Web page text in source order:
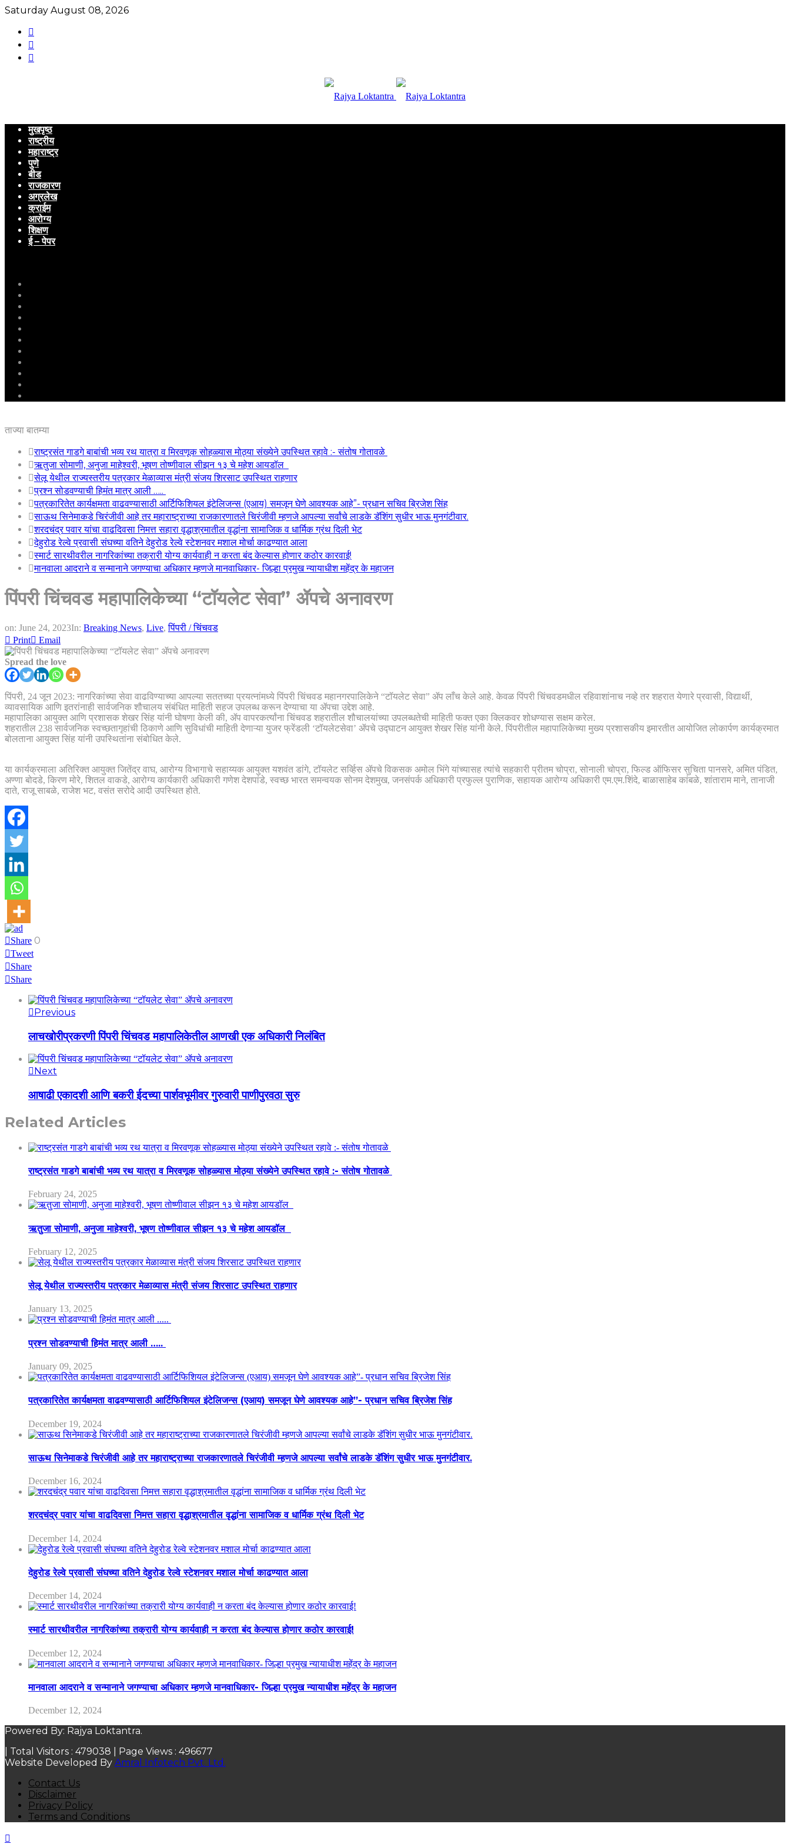
Saturday August 08, 2026
मुखपृष्ठ
राष्ट्रीय
महाराष्ट्र
पुणे
बीड
राजकारण
अग्रलेख
क्राईम
आरोग्य
शिक्षण
ई – पेपर
ताज्या बातम्या
राष्ट्रसंत गाडगे बाबांची भव्य रथ यात्रा व मिरवणूक सोहळ्यास मोठ्या संख्येने उपस्थित रहावे :- संतोष गोतावळे
ऋतुजा सोमाणी, अनुजा माहेश्वरी, भूषण तोष्णीवाल सीझन १३ चे महेश आयडॉल
सेलू येथील राज्यस्तरीय पत्रकार मेळाव्यास मंत्री संजय शिरसाट उपस्थित राहणार
प्रश्न सोडवण्याची हिमंत मात्र आली …..
पत्रकारितेत कार्यक्षमता वाढवण्यासाठी आर्टिफिशियल इंटेलिजन्स (एआय) समजून घेणे आवश्यक आहे”- प्रधान सचिव ब्रिजेश सिंह
साऊथ सिनेमाकडे चिरंजीवी आहे तर महाराष्ट्राच्या राजकारणातले चिरंजीवी म्हणजे आपल्या सर्वांचे लाडके डॅशिंग सुधीर भाऊ मुनगंटीवार.
शरदचंद्र पवार यांचा वाढदिवसा निमत्त सहारा वृद्धाश्रमातील वृद्धांना सामाजिक व धार्मिक ग्रंथ दिली भेट
देहुरोड रेल्वे प्रवासी संघच्या वतिने देहुरोड रेल्वे स्टेशनवर मशाल मोर्चा काढण्यात आला
स्मार्ट सारथीवरील नागरिकांच्या तक्रारी योग्य कार्यवाही न करता बंद केल्यास होणार कठोर कारवाई!
मानवाला आदराने व सन्मानाने जगण्याचा अधिकार म्हणजे मानवाधिकार- जिल्हा प्रमुख न्यायाधीश महेंद्र के महाजन
पिंपरी चिंचवड महापालिकेच्या “टॉयलेट सेवा” ॲपचे अनावरण
on: June 24, 2023In: Breaking News, Live,पिंपरी / चिंचवड
Print
Email
Spread the love
पिंपरी, 24 जून 2023: नागरिकांच्या सेवा वाढविण्याच्या आपल्या सततच्या प्रयत्नांमध्ये पिंपरी चिंचवड महानगरपालिकेने “टॉयलेट सेवा” ॲप लाँच केले आहे. केवळ पिंपरी चिंचवडमधील रहिवाशांनाच नव्हे तर शहरात येणारे प्रवासी, विद्यार्थी,
व्यावसायिक आणि इतरांनाही सार्वजनिक शौचालय संबंधित माहिती सहज उपलब्ध करून देण्याचा या ॲपचा उद्देश आहे.
महापालिका आयुक्त आणि प्रशासक शेखर सिंह यांनी घोषणा केली की, ॲप वापरकर्त्यांना चिंचवड शहरातील शौचालयांच्या उपलब्धतेची माहिती फक्त एका क्लिकवर शोधण्यास सक्षम करेल.
शहरातील 238 सार्वजनिक स्वच्छतागृहांची ठिकाणे आणि सुविधांची माहिती देणाऱ्या युजर फ्रेंडली ‘टॉयलेटसेवा’ ॲपचे उद्घाटन आयुक्त शेखर सिंह यांनी केले. पिंपरीतील महापालिकेच्या मुख्य प्रशासकीय इमारतीत आयोजित लोकार्पण कार्यक्रमात
बोलताना आयुक्त सिंह यांनी उपस्थितांना संबोधित केले.
या कार्यक्रमाला अतिरिक्त आयुक्त जितेंद्र वाघ, आरोग्य विभागाचे सहाय्यक आयुक्त यशवंत डांगे, टॉयलेट सर्व्हिस ॲपचे विकसक अमोल भिंगे यांच्यासह त्यांचे सहकारी प्रीतम चोप्रा, सोनाली चोप्रा, फिल्ड ऑफिसर सुचिता पानसरे, अमित पंडित,
अण्णा बोदडे, किरण मोरे, शितल वाकडे, आरोग्य कार्यकारी अधिकारी गणेश देशपांडे, स्वच्छ भारत समन्वयक सोनम देशमुख, जनसंपर्क अधिकारी प्रफुल्ल पुराणिक, सहायक आरोग्य अधिकारी एम.एम.शिंदे, बाळासाहेब कांबळे, शांताराम माने, तानाजी
दाते, राजू साबळे, राजेश भट, वसंत सरोदे आदी उपस्थित होते.
Share 0
Tweet
Share
Share
Previous
लाचखोरीप्रकरणी पिंपरी चिंचवड महापालिकेतील आणखी एक अधिकारी निलंबित
Next
आषाढी एकादशी आणि बकरी ईदच्या पार्शवभूमीवर गुरुवारी पाणीपुरवठा सुरु
Related Articles
राष्ट्रसंत गाडगे बाबांची भव्य रथ यात्रा व मिरवणूक सोहळ्यास मोठ्या संख्येने उपस्थित रहावे :- संतोष गोतावळे
February 24, 2025
ऋतुजा सोमाणी, अनुजा माहेश्वरी, भूषण तोष्णीवाल सीझन १३ चे महेश आयडॉल
February 12, 2025
सेलू येथील राज्यस्तरीय पत्रकार मेळाव्यास मंत्री संजय शिरसाट उपस्थित राहणार
January 13, 2025
प्रश्न सोडवण्याची हिमंत मात्र आली …..
January 09, 2025
पत्रकारितेत कार्यक्षमता वाढवण्यासाठी आर्टिफिशियल इंटेलिजन्स (एआय) समजून घेणे आवश्यक आहे”- प्रधान सचिव ब्रिजेश सिंह
December 19, 2024
साऊथ सिनेमाकडे चिरंजीवी आहे तर महाराष्ट्राच्या राजकारणातले चिरंजीवी म्हणजे आपल्या सर्वांचे लाडके डॅशिंग सुधीर भाऊ मुनगंटीवार.
December 16, 2024
शरदचंद्र पवार यांचा वाढदिवसा निमत्त सहारा वृद्धाश्रमातील वृद्धांना सामाजिक व धार्मिक ग्रंथ दिली भेट
December 14, 2024
देहुरोड रेल्वे प्रवासी संघच्या वतिने देहुरोड रेल्वे स्टेशनवर मशाल मोर्चा काढण्यात आला
December 14, 2024
स्मार्ट सारथीवरील नागरिकांच्या तक्रारी योग्य कार्यवाही न करता बंद केल्यास होणार कठोर कारवाई!
December 12, 2024
मानवाला आदराने व सन्मानाने जगण्याचा अधिकार म्हणजे मानवाधिकार- जिल्हा प्रमुख न्यायाधीश महेंद्र के महाजन
December 12, 2024
Powered By: Rajya Loktantra.
| Total Visitors : 479038 | Page Views : 496677
Website Developed By Amral Infotech Pvt. Ltd.
Contact Us
Disclaimer
Privacy Policy
Terms and Conditions